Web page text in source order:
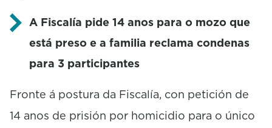
A Fiscalía pide 14 anos para o mozo que
está preso e a familia reclama condenas
para 3 participantes
Fronte á postura da Fiscalía, con petición de
14 anos de prisión por homicidio para o único